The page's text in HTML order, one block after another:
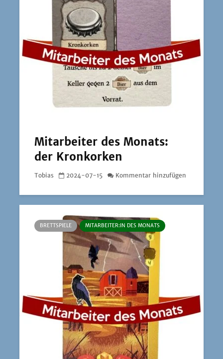
Mitarbeiter des Monats:
der Kronkorken
Tobias 2024-07-15 Kommentar hinzufügen
BRETTSPIELE MITARBEITER:IN DES MONATS